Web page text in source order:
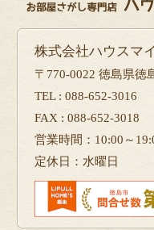
株式会社ハウスマ
〒770-0022 徳島県徳
TEL : 088-652-3016
FAX : 088-652-3018
営業時間：10:00～
定休日：水曜日